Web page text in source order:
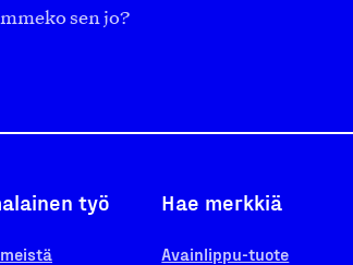
sen jo?
työ Hae merkkiä
Avainlippu-tuote